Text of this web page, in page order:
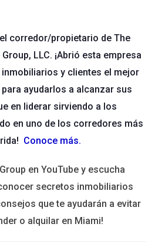
Las reparaciones y el
propiedad pueden acumularse
Si la propiedad pertenece a una
que haya cuotas que no se
Mudarse puede ser más costoso
entre fletes y servicios
para evitar sorpresas
como los profesionales de
es crucial para una experiencia
Group: Un
corredor/propietario de The
LLC. ¡Abrió esta empresa
y clientes el mejor
ayudarlos a alcanzar sus
en liderar sirviendo a los
en uno de los corredores más
Conoce más.
en YouTube y escucha
secretos inmobiliarios
que te ayudarán a evitar
o alquilar en Miami!